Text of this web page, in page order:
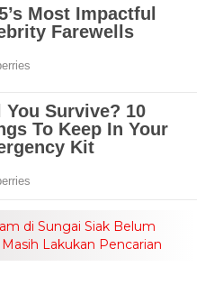
di Sungai Siak Belum
Lakukan Pencarian